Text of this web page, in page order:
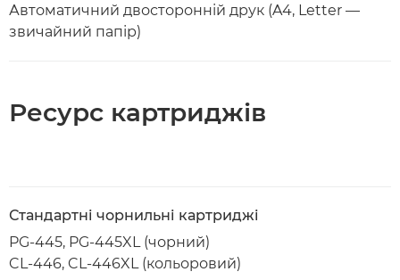
Автоматичний двосторонній друк (A4, Letter —
звичайний папір)
Ресурс картриджів
Стандартні чорнильні картриджі
PG-445, PG-445XL (чорний)
CL-446, CL-446XL (кольоровий)